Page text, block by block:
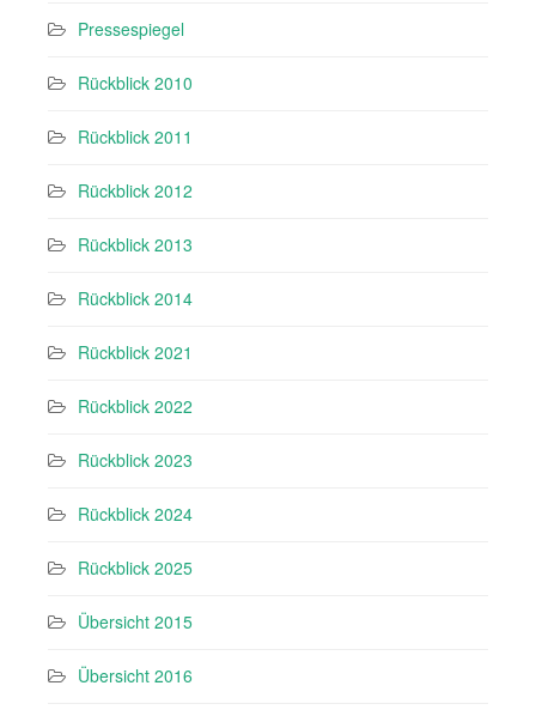
Pressespiegel
Rückblick 2010
Rückblick 2011
Rückblick 2012
Rückblick 2013
Rückblick 2014
Rückblick 2021
Rückblick 2022
Rückblick 2023
Rückblick 2024
Rückblick 2025
Übersicht 2015
Übersicht 2016